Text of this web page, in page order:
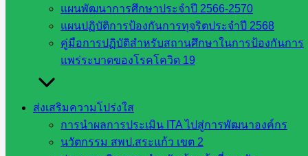
แผนพัฒนาการศึกษาประจำปี 2566-2570
แผนปฏิบัติการป้องกันการทุจริตประจำปี 2568
คู่มือการปฏิบัติสำหรับสถานศึกษาในการป้องกันการ
แพร่ระบาดของโรคโควิด 19
ส่งเสริมความโปร่งใส
การนำผลการประเมิน ITA ไปสู่การพัฒนาองค์กร
นวัตกรรม สพป.สระแก้ว เขต 2
ตรวจสอบ ประเมินผลและนิเทศการศึกษา
(ก.ต.ป.น.) ของเขตพื้นที่การศึกษา ประจำ
ปีงบประมาณ 2567
ตุลาคม 7, 2024ตุลาคม 7, 2024
วารสาร ประชาสัมพันธ์